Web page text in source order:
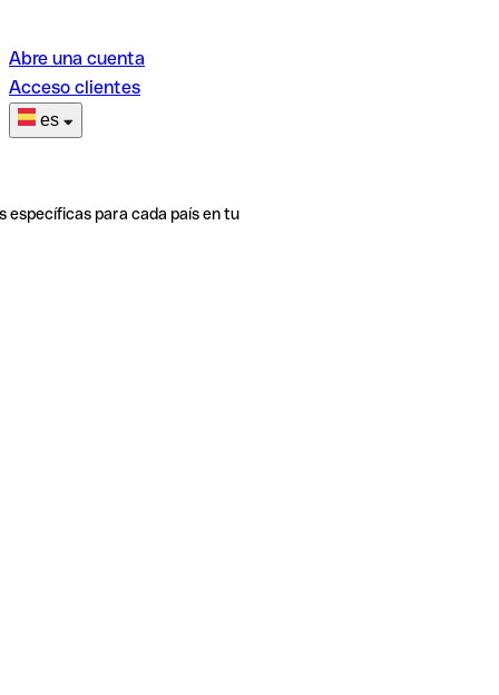
Abre una cuenta
Acceso clientes
es
específicas para cada país en tu